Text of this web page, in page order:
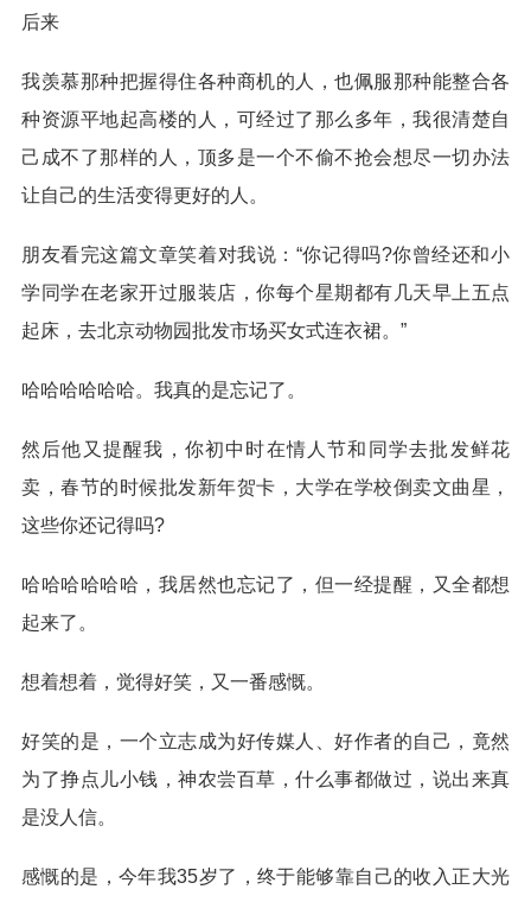
后来
我羡慕那种把握得住各种商机的人，也佩服那种能整合各
种资源平地起高楼的人，可经过了那么多年，我很清楚自
己成不了那样的人，顶多是一个不偷不抢会想尽一切办法
让自己的生活变得更好的人。
朋友看完这篇文章笑着对我说：“你记得吗?你曾经还和小
学同学在老家开过服装店，你每个星期都有几天早上五点
起床，去北京动物园批发市场买女式连衣裙。”
哈哈哈哈哈哈。我真的是忘记了。
然后他又提醒我，你初中时在情人节和同学去批发鲜花
卖，春节的时候批发新年贺卡，大学在学校倒卖文曲星，
这些你还记得吗?
哈哈哈哈哈哈，我居然也忘记了，但一经提醒，又全都想
起来了。
想着想着，觉得好笑，又一番感慨。
好笑的是，一个立志成为好传媒人、好作者的自己，竟然
为了挣点儿小钱，神农尝百草，什么事都做过，说出来真
是没人信。
感慨的是，今年我35岁了，终于能够靠自己的收入正大光